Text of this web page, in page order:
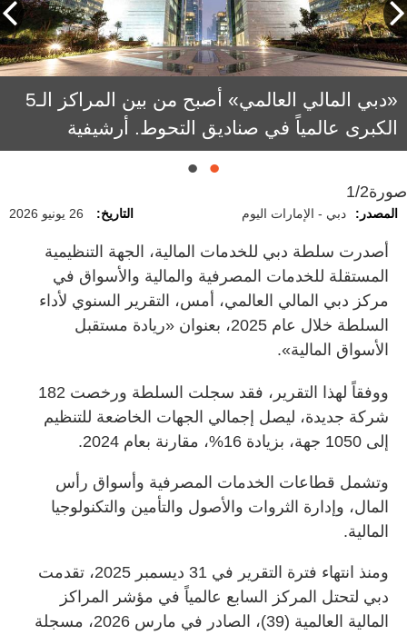
«دبي المالي العالمي» أصبح من بين المراكز الـ5
الكبرى عالمياً في صناديق التحوط. أرشيفية
خلال إصدار التقرير السنوي لأداء سلطة دبي
للخدمات المالية. من المصدر
صورة1/2
المصدر: دبي - الإمارات اليوم التاريخ: 26 يونيو 2026
أصدرت سلطة دبي للخدمات المالية، الجهة التنظيمية
المستقلة للخدمات المصرفية والمالية والأسواق في
مركز دبي المالي العالمي، أمس، التقرير السنوي لأداء
السلطة خلال عام 2025، بعنوان «ريادة مستقبل
الأسواق المالية».
ووفقاً لهذا التقرير، فقد سجلت السلطة ورخصت 182
شركة جديدة، ليصل إجمالي الجهات الخاضعة للتنظيم
إلى 1050 جهة، بزيادة 16%، مقارنة بعام 2024.
وتشمل قطاعات الخدمات المصرفية وأسواق رأس
المال، وإدارة الثروات والأصول والتأمين والتكنولوجيا
المالية.
ومنذ انتهاء فترة التقرير في 31 ديسمبر 2025، تقدمت
دبي لتحتل المركز السابع عالمياً في مؤشر المراكز
المالية العالمية (39)، الصادر في مارس 2026، مسجلة